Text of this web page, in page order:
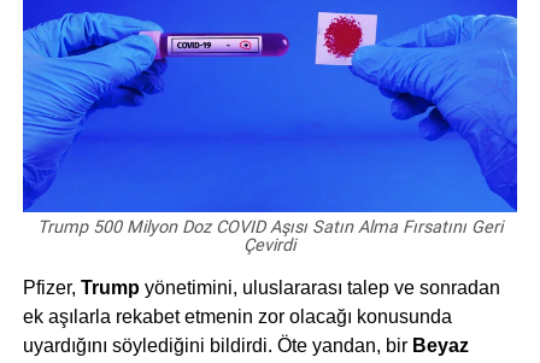
Trump 500 Milyon Doz COVID Aşısı Satın Alma Fırsatını Geri
Çevirdi
Pfizer, Trump yönetimini, uluslararası talep ve sonradan
ek aşılarla rekabet etmenin zor olacağı konusunda
uyardığını söylediğini bildirdi. Öte yandan, bir Beyaz